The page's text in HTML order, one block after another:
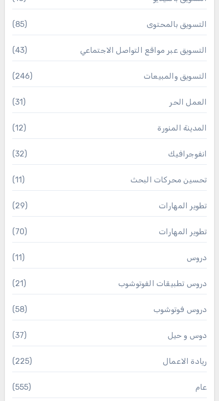
التسويق بالمحتوى (85)
التسويق عبر مواقع التواصل الاجتماعي (43)
التسويق والمبيعات (246)
العمل الحر (31)
المدينة المنورة (12)
انفوجرافيك (32)
تحسين محركات البحث (11)
تطوير المهارات (29)
تطوير المهارات (70)
دروس (11)
دروس تطبيقات الفوتوشوب (21)
دروس فوتوشوب (58)
دوس و حيل (37)
ريادة الاعمال (225)
عام (555)